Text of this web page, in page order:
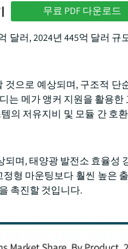
무료 PDF 다운로드
달러, 2024년 445억 달러
으로 예상되며, 구조적
는 메가 앵커 지원을 활용
의 저유지비 및 모듈 간 호
며, 태양광 발전소 효율성
형 마운팅보다 훨씬 높은
촉진할 것입니다.